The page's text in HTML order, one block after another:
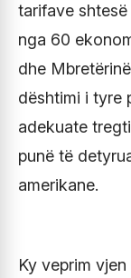
tarifave shtesë
nga 60
dhe
dështimi i tyre
adekuate
punë të
amerikane.
Ky veprim